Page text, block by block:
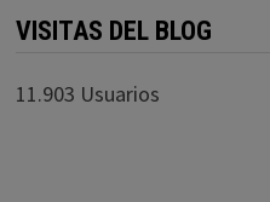
VISITAS DEL BLOG
11.903 Usuarios